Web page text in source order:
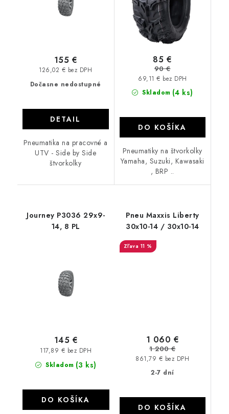
Dočasne nedostupné
126,02 € bez DPH
155 €
DETAIL
Pneumatika na pracovné a
UTV - Side by Side
štvorkolky
Skladom (4 ks)
69,11 € bez DPH
85 €
90 €
DO KOŠÍKA
Pneumatiky na štvorkolky
Yamaha, Suzuki, Kawasaki
, BRP ..
Journey P3036 29x9-
14, 8 PL
Skladom (3 ks)
117,89 € bez DPH
145 €
DO KOŠÍKA
Pneu Maxxis Liberty
30x10-14 / 30x10-14
11 %
2-7 dní
861,79 € bez DPH
1 060 €
1 200 €
DO KOŠÍKA